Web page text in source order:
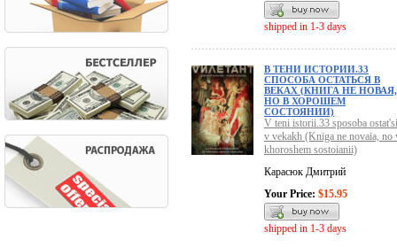
shipped in 1-3 days
В ТЕНИ ИСТОРИИ.33
СПОСОБА ОСТАТЬСЯ В
ВЕКАХ (КНИГА НЕ НОВАЯ,
НО В ХОРОШЕМ
СОСТОЯНИИ)
V teni istorii.33 sposoba
v vekakh (Kniga ne novaia, no
khoroshem sostoianii)
Карасюк Дмитрий
Your Price: $15.95
shipped in 1-3 days